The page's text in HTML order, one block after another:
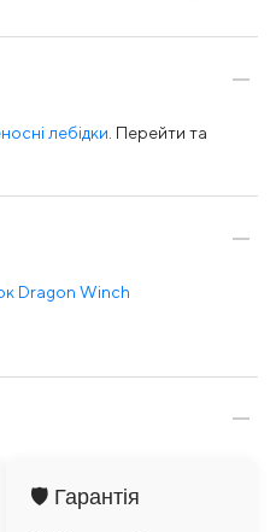
лебідки . Перейти та
Dragon Winch
🛡️ Гарантія